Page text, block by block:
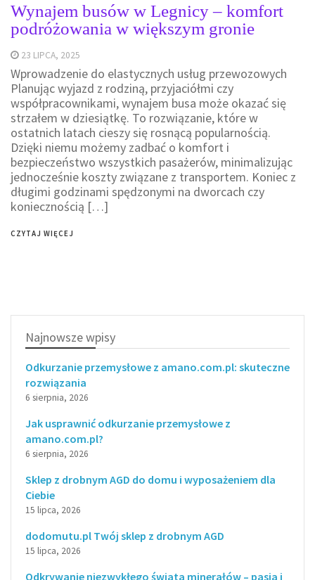
Wynajem busów w Legnicy – komfort
podróżowania w większym gronie
23 LIPCA, 2025
Wprowadzenie do elastycznych usług przewozowych
Planując wyjazd z rodziną, przyjaciółmi czy
współpracownikami, wynajem busa może okazać się
strzałem w dziesiątkę. To rozwiązanie, które w
ostatnich latach cieszy się rosnącą popularnością.
Dzięki niemu możemy zadbać o komfort i
bezpieczeństwo wszystkich pasażerów, minimalizując
jednocześnie koszty związane z transportem. Koniec z
długimi godzinami spędzonymi na dworcach czy
koniecznością […]
CZYTAJ WIĘCEJ
Najnowsze wpisy
Odkurzanie przemysłowe z amano.com.pl: skuteczne
rozwiązania
6 sierpnia, 2026
Jak usprawnić odkurzanie przemysłowe z
amano.com.pl?
6 sierpnia, 2026
Sklep z drobnym AGD do domu i wyposażeniem dla
Ciebie
15 lipca, 2026
dodomutu.pl Twój sklep z drobnym AGD
15 lipca, 2026
Odkrywanie niezwykłego świata minerałów – pasja i